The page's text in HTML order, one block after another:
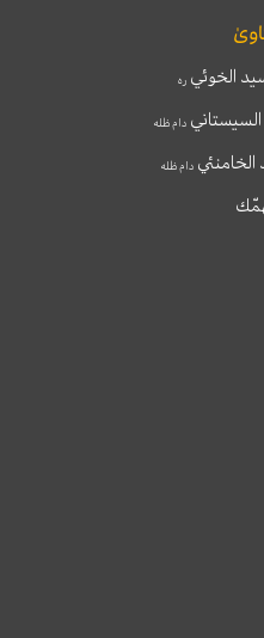
الخوئي ره
دام ظله
الخامنئيدام ظله